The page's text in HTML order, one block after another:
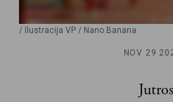
/ Ilustracija VP / Nano Banana
NOV 29